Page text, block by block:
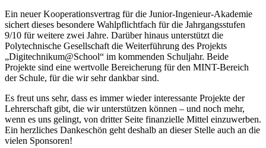
Ein neuer Kooperationsvertrag für die Junior-Ingenieur-Akademie
sichert dieses besondere Wahlpflichtfach für die Jahrgangsstufen
9/10 für weitere zwei Jahre. Darüber hinaus unterstützt die
Polytechnische Gesellschaft die Weiterführung des Projekts
„Digitechnikum@School“ im kommenden Schuljahr. Beide
Projekte sind eine wertvolle Bereicherung für den MINT-Bereich
der Schule, für die wir sehr dankbar sind.
Es freut uns sehr, dass es immer wieder interessante Projekte der
Lehrerschaft gibt, die wir unterstützen können – und noch mehr,
wenn es uns gelingt, von dritter Seite finanzielle Mittel einzuwerben.
Ein herzliches Dankeschön geht deshalb an dieser Stelle auch an die
vielen Sponsoren!